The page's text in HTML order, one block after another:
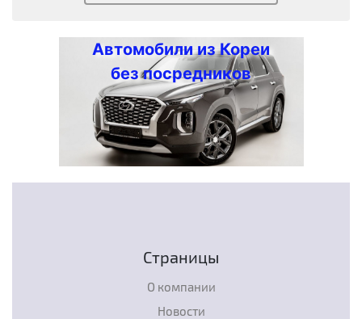
Автомобили из Кореи
без посредников
Страницы
О компании
Новости